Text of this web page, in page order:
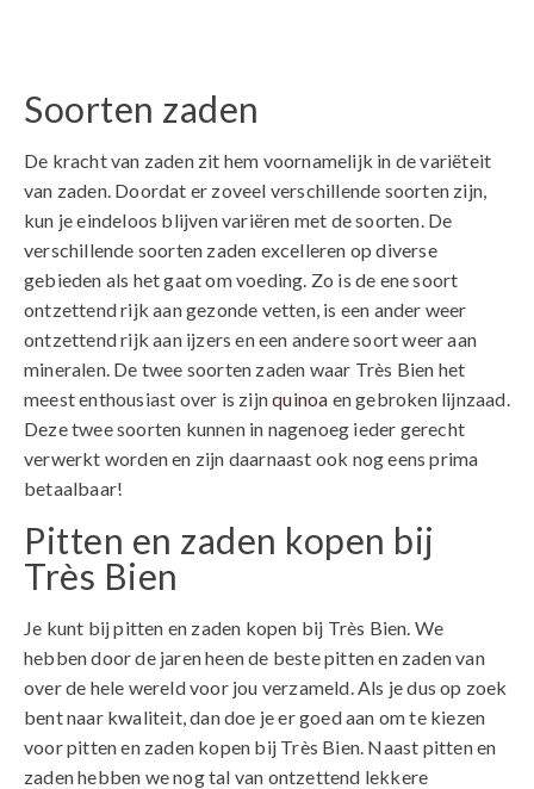
Soorten zaden
De kracht van zaden zit hem voornamelijk in de variëteit
van zaden. Doordat er zoveel verschillende soorten zijn,
kun je eindeloos blijven variëren met de soorten. De
verschillende soorten zaden excelleren op diverse
gebieden als het gaat om voeding. Zo is de ene soort
ontzettend rijk aan gezonde vetten, is een ander weer
ontzettend rijk aan ijzers en een andere soort weer aan
mineralen. De twee soorten zaden waar Très Bien het
meest enthousiast over is zijnquinoa en gebroken lijnzaad.
Deze twee soorten kunnen in nagenoeg ieder gerecht
verwerkt worden en zijn daarnaast ook nog eens prima
betaalbaar!
Pitten en zaden kopen bij
Très Bien
Je kunt bij pitten en zaden kopen bij Très Bien. We
hebben door de jaren heen de beste pitten en zaden van
over de hele wereld voor jou verzameld. Als je dus op zoek
bent naar kwaliteit, dan doe je er goed aan om te kiezen
voor pitten en zaden kopen bij Très Bien. Naast pitten en
zaden hebben we nog tal van ontzettend lekkere